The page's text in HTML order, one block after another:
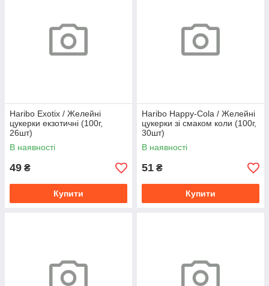
Haribo Exotix / Желейні
цукерки екзотичні (100г,
26шт)
В наявності
49 ₴
Купити
Haribo Happy-Cola / Желейні
цукерки зі смаком коли (100г,
30шт)
В наявності
51 ₴
Купити